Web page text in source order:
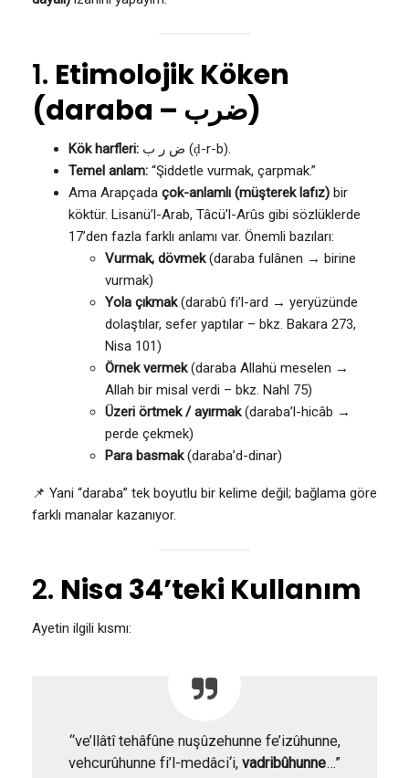
1. Etimolojik Köken
(daraba – ضرب)
Kök harfleri:
ض ر ب (ḍ-r-b).
Temel anlam: “Şiddetle vurmak, çarpmak.”
Ama Arapçada çok-anlamlı (müşterek lafız) bir
köktür. Lisanü’l-Arab, Tâcü’l-Arûs gibi sözlüklerde
17’den fazla farklı anlamı var. Önemli bazıları:
Vurmak, dövmek(daraba fulânen → birine
vurmak)
Yola çıkmak(darabû fi’l-ard → yeryüzünde
dolaştılar, sefer yaptılar – bkz. Bakara 273,
Nisa 101)
Örnek vermek(daraba Allahü meselen →
Allah bir misal verdi – bkz. Nahl 75)
Üzeri örtmek / ayırmak(daraba’l-hicâb →
perde çekmek)
Para basmak(daraba’d-dinar)
📌 Yani “daraba” tek boyutlu bir kelime değil; bağlama göre
farklı manalar kazanıyor.
2. Nisa 34’teki Kullanım
Ayetin ilgili kısmı:
“ve’llâtî tehâfûne nuşûzehunne fe’izûhunne,
vehcurûhunne fi’l-medâci‘i, vadribûhunne…”